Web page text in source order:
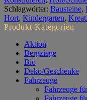
Tasche
Menge
Schlagwörter: Bausteine,
Hort, Kindergarten,
Produkt-Kategorien
Aktion
Bergziege
Bio
Deko/Geschenke
Fahrzeuge
Fahrzeuge
Fahrzeuge